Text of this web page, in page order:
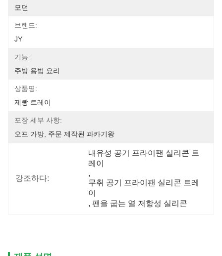
모던
브랜드:
JY
기능:
주방 용법 요리
상품명:
제빵 트레이
포장 세부 사항:
오프 가방, 주문 제작된 파카기왕
강조하다:
내유성 공기 프라이팬 실리콘 트
레이
,
무취 공기 프라이팬 실리콘 트레
이
, 팬을 굽는 열 저항성 실리콘